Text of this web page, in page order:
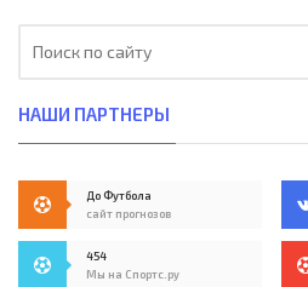
НАШИ ПАРТНЕРЫ
До Футбола
сайт прогнозов
454
Мы на Спортс.ру